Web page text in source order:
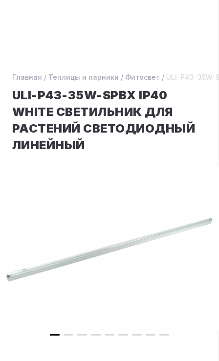
Главная / Теплицы и парники / Фитосвет / ULI-P43-35W-
ULI-P43-35W-SPBX IP40
WHITE СВЕТИЛЬНИК ДЛЯ
РАСТЕНИЙ СВЕТОДИОДНЫЙ
ЛИНЕЙНЫЙ